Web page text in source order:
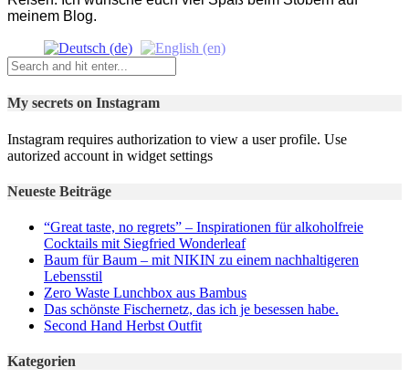
meinem Blog.
My secrets on Instagram
Instagram requires authorization to view a user profile. Use
autorized account in widget settings
Neueste Beiträge
“Great taste, no regrets” – Inspirationen für alkoholfreie
Cocktails mit Siegfried Wonderleaf
Baum für Baum – mit NIKIN zu einem nachhaltigeren
Lebensstil
Zero Waste Lunchbox aus Bambus
Das schönste Fischernetz, das ich je besessen habe.
Second Hand Herbst Outfit
Kategorien